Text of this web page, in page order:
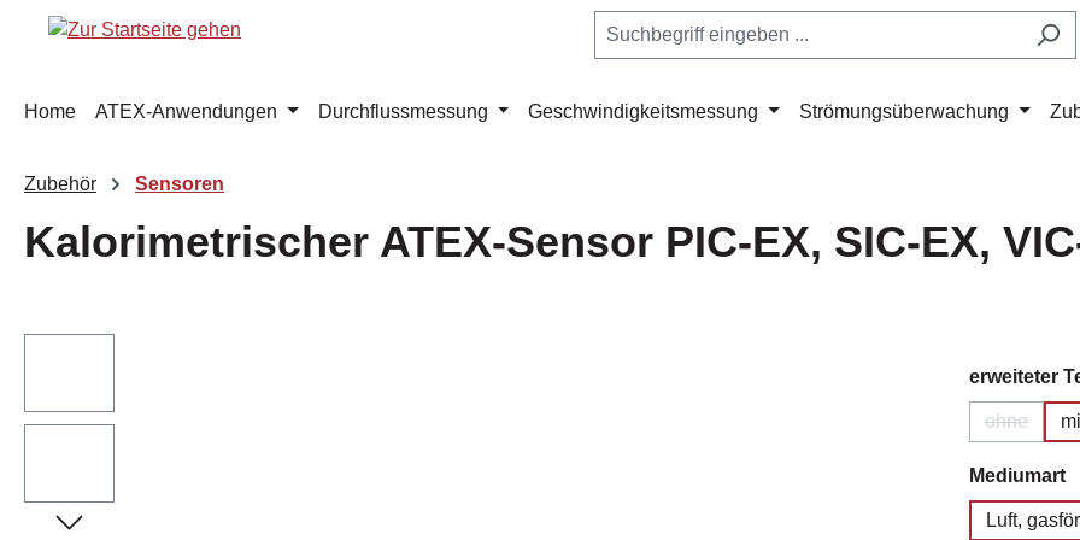
Hauptinhalt springen
Zur Suche springen
Zur Hauptnavigation springen
Home ATEX-Anwendungen Durchflussmessung Geschwindigkeitsmessung Strömungsüberwachung
Zubehör Sensoren
Kalorimetrischer ATEX-Sensor PIC-EX, SIC-EX,
erweiteter
ohne
(Diese
Mediumart
Luft,